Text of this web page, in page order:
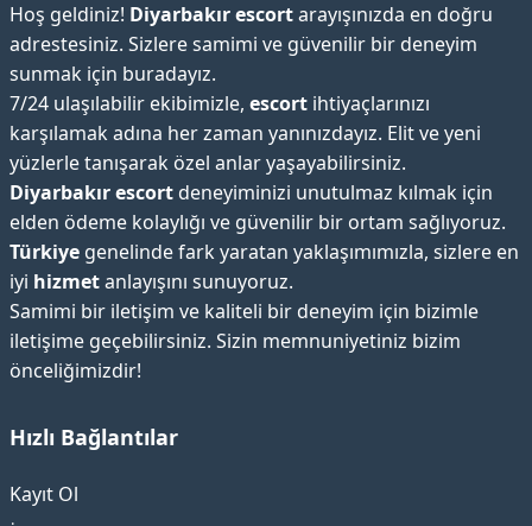
Hoş geldiniz! Diyarbakır escortarayışınızda en doğru
adrestesiniz. Sizlere samimi ve güvenilir bir deneyim
sunmak için buradayız.
7/24 ulaşılabilir ekibimizle, escort ihtiyaçlarınızı
karşılamak adına her zaman yanınızdayız. Elit ve yeni
yüzlerle tanışarak özel anlar yaşayabilirsiniz.
Diyarbakır escort deneyiminizi unutulmaz kılmak için
elden ödeme kolaylığı ve güvenilir bir ortam sağlıyoruz.
Türkiye genelinde fark yaratan yaklaşımımızla, sizlere en
iyi hizmetanlayışını sunuyoruz.
Samimi bir iletişim ve kaliteli bir deneyim için bizimle
iletişime geçebilirsiniz. Sizin memnuniyetiniz bizim
önceliğimizdir!
Hızlı Bağlantılar
Kayıt Ol